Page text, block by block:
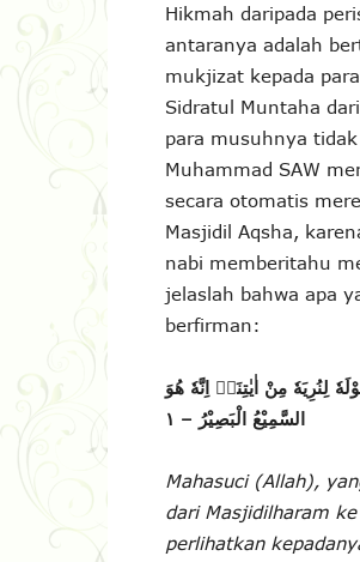
Hikmah daripada
antaranya adalah
mukjizat kepada
Sidratul Muntaha
para musuhnya
Muhammad SAW
secara otomatis
Masjidil Aqsha,
nabi memberitahu
jelaslah bahwa apa
berfirman:
لِنُرِيَهٗ مِنْ اٰيٰتِنَاۗ اِنَّهٗ هُوَ
السَّمِيْعُ الْبَصِيْرُ – ١
Mahasuci (Allah),
dari Masjidilharam
perlihatkan